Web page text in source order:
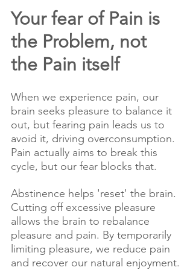
Your fear of Pain is
the Problem, not
the Pain itself
When we experience pain, our
brain seeks pleasure to balance it
out, but fearing pain leads us to
avoid it, driving overconsumption.
Pain actually aims to break this
cycle, but our fear blocks that.
Abstinence helps 'reset' the brain.
Cutting off excessive pleasure
allows the brain to rebalance
pleasure and pain. By temporarily
limiting pleasure, we reduce pain
and recover our natural enjoyment.